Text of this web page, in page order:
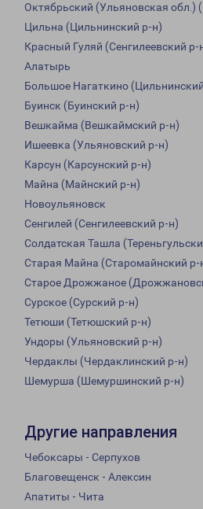
Октябрьский (Ульяновская обл.)
Цильна (Цильнинский р-н)
Красный Гуляй (Сенгилеевский р-
Алатырь
Большое Нагаткино
Буинск (Буинский р-н)
Вешкайма (Вешкаймский р-н)
Ишеевка (Ульяновский р-н)
Карсун (Карсунский р-н)
Майна (Майнский р-н)
Новоульяновск
Сенгилей (Сенгилеевский р-н)
Солдатская Ташла
Старая Майна (Старомайнский р-
Старое Дрожжаное
Сурское (Сурский р-н)
Тетюши (Тетюшский р-н)
Ундоры (Ульяновский р-н)
Чердаклы (Чердаклинский р-н)
Шемурша (Шемуршинский р-н)
Другие направления
Чебоксары - Серпухов
Благовещенск - Алексин
Апатиты - Чита